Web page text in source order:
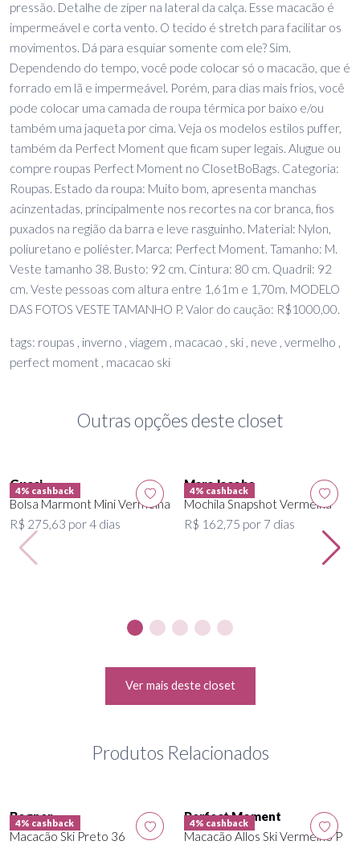
pressão. Detalhe de zíper na lateral da calça. Esse macacão é
impermeável e corta vento. O tecido é stretch para facilitar os
movimentos. Dá para esquiar somente com ele? Sim.
Dependendo do tempo, você pode colocar só o macacão, que é
forrado em lã e impermeável. Porém, para dias mais frios, você
pode colocar uma camada de roupa térmica por baixo e/ou
também uma jaqueta por cima. Veja os modelos estilos puffer,
também da Perfect Moment que ficam super legais. Alugue ou
compre roupas Perfect Moment no ClosetBoBags. Categoria:
Roupas. Estado da roupa: Muito bom, apresenta manchas
acinzentadas, principalmente nos recortes na cor branca, fios
puxados na região da barra e leve rasguinho. Material: Nylon,
poliuretano e poliéster. Marca: Perfect Moment. Tamanho: M.
Veste tamanho 38. Busto: 92 cm. Cintura: 80 cm. Quadril: 92
cm. Veste pessoas com altura entre 1,61m e 1,70m. MODELO
DAS FOTOS VESTE TAMANHO P. Valor do caução: R$1000,00.
tags: roupas , inverno , viagem , macacao , ski , neve , vermelho ,
perfect moment , macacao ski
Outras opções deste closet
4% cashback
Gucci
Bolsa Marmont Mini Vermelha
R$ 275,63 por 4 dias
4% cashback
Marc Jacobs
Mochila Snapshot Vermelha
R$ 162,75 por 7 dias
Ver mais deste closet
Produtos Relacionados
4% cashback
Bogner
Macacão Ski Preto 36
4% cashback
Perfect Moment
Macacão Allos Ski Vermelho P